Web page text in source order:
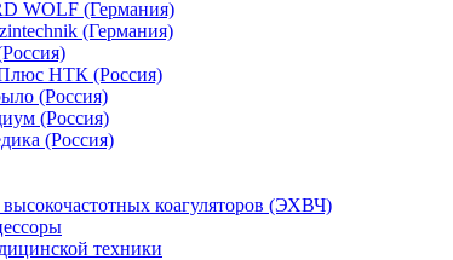
WOLF (Германия)
(Германия)
НТК (Россия)
(Россия)
(Россия)
(Россия)
коагуляторов (ЭХВЧ)
техники